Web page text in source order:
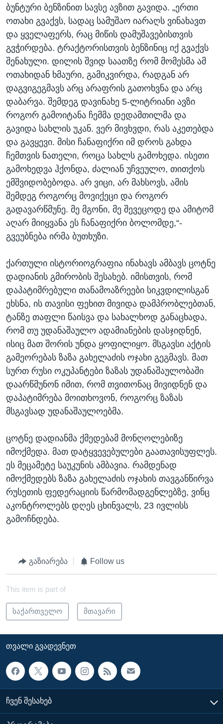
ბუნტური ბენზინით სავსე ავზით გავიდა. „ერთი
ოთახი გვაქვს, სადაც სამუშაო იარაღს ვინახავთ
და ყველაფერს, რაც მიწის დამუშავებისთვის
გვჭირდება. ტრაქტორისთვის ბენზინიც იქ გვაქვს
შენახული. დილის შვიდ საათზე რომ მომესმა ამ
ოთახიდან ხმაური, გამიკვირდა, რადგან არ
დაგვიგეგმავს არც არაფრის გათოხვნა და არც
დაბარვა. შემდეგ დავინახე 5-ლიტრიანი ავზი
როგორ გამოიტანა ჩემმა დედამთილმა და
გავიდა სახლის უკან. ვერ მივხვდი, რას აკეთებდა
და გავყევი. მისი ჩანაფიქრი იმ დროს გახდა
ჩემთვის ნათელი, როცა სახლს გამოხედა. ისეთი
გამოხედვა ჰქონდა, ძალიან უჩვეულო, თითქოს
ემშვიდობებოდა. არ ვიცი, არ მახსოვს, ამის
შემდეგ როგორც მოვიქეცი და როგორ
გადავარწმუნე. მე მგონი, მე შევეცოდე და ამიტომ
აღარ მიიყვანა ეს ჩანაფიქრი ბოლომდე,“-
გვეუბნება ირმა ბუთხუზი.
ქართული ისტორიოგრაფია ინახავს ამბავს ცოტნე
დადიანის გმირობის შესახებ. იმისთვის, რომ
დაპატიმრებული თანამოაზრეები სიკვდილისგან
ეხსნა, ის თავისი ფეხით მივიდა დამპრობლებთან,
ტანზე თაფლი წაისვა და სახალხოდ განაცხადა,
რომ თუ უდანაშაულო ადამიანების დასჯიდნენ,
ისიც მათ შორის უნდა ყოფილიყო. მსგავსი აქტის
გამეორებას ზაზა გახელაძის ოჯახი გეგმავს. მათ
სურთ რუსი ოკუპანტები ზაზას უდანაშაულობაში
დაარწმუნონ იმით, რომ თვითონაც მივიდნენ და
დაპატიმრება მოითხოვონ, როგორც ზაზას
მსგავსად უდანაშაულოებმა.
ცოტნე დადიანმა ქმედებამ მონღოლებიზე
იმოქმედა. მათ დატყვევებულები გაათავისუფლეს.
ეს მეცამეტე საუკუნის ამბავია. რამდენად
იმოქმედებს ზაზა გახელაძის ოჯახის თავგანწირვა
რუსეთის ფედერაციის წარმომადგენლებზე, ვინც
აკონტროლებს დღეს ცხინვალს, 23 ივლისს
გამოჩნდება.
გაზიარება Follow us
This item is part of
საქართველო მთავარი
ᲗᲕᲐᲚᲘ ᲒᲕᲐᲓᲔᲕᲜᲔᲗ
ᲩᲕᲔᲜ ᲨᲔᲡᲐᲮᲔᲑ